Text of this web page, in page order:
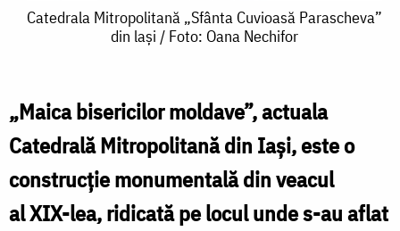
Catedrala
Mitropolitană
Cuvioasă
Parascheva”
din
lași
Catedrala Mitropolitană „Sfânta Cuvioasă Parascheva”
din lași / Foto: Oana Nechifor
„Maica bisericilor moldave”, actuala
Catedrală Mitropolitană din Iaşi, este o
construcţie monumentală din veacul
al XIX-lea, ridicată pe locul unde s-au aflat